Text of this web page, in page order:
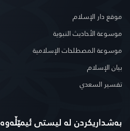
موقع دار الإسلام
موسوعة الأحاديث النبوية
موسوعة المصطلحات الإسلامية
بيان الإسلام
تفسير السعدي
بەشداریکردن لە لیستی ئیمێڵەوە